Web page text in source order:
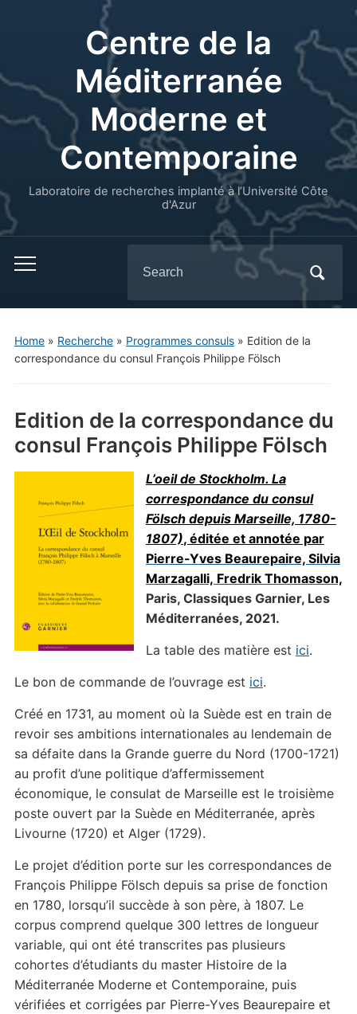
Centre de la
Méditerranée
Moderne et
Contemporaine
Laboratoire de recherches implanté à l’Université Côte
d'Azur
for:
Home» Recherche» Programmes consuls» Edition de la
correspondance du consul François Philippe Fölsch
Edition de la correspondance du
consul François Philippe Fölsch
L’oeil de Stockholm. La
correspondance du consul
Fölsch depuis Marseille, 1780-
1807), éditée et annotée par
Pierre-Yves Beaurepaire, Silvia
Marzagalli, Fredrik Thomasson,
Paris, Classiques Garnier, Les
Méditerranées, 2021.
La table des matière est ici.
Le bon de commande de l’ouvrage est ici.
Créé en 1731, au moment où la Suède est en train de
revoir ses ambitions internationales au lendemain de
sa défaite dans la Grande guerre du Nord (1700-1721)
au profit d’une politique d’affermissement
économique, le consulat de Marseille est le troisième
poste ouvert par la Suède en Méditerranée, après
Livourne (1720) et Alger (1729).
Le projet d’édition porte sur les correspondances de
François Philippe Fölsch depuis sa prise de fonction
en 1780, lorsqu’il succède à son père, à 1807. Le
corpus comprend quelque 300 lettres de longueur
variable, qui ont été transcrites pas plusieurs
cohortes d’étudiants du master Histoire de la
Méditerranée Moderne et Contemporaine, puis
vérifiées et corrigées par Pierre-Yves Beaurepaire et